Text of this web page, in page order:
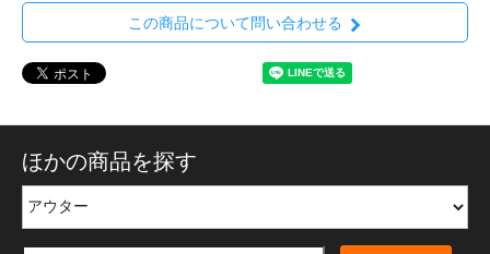
この商品について問い合わせる
ほかの商品を探す